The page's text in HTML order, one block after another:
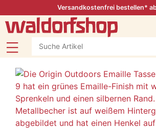
Versandkostenfrei bestellen*